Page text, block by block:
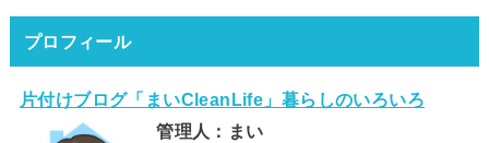
プロフィール
片付けブログ「まいCleanLife」暮らしのいろいろ
管理人：まい